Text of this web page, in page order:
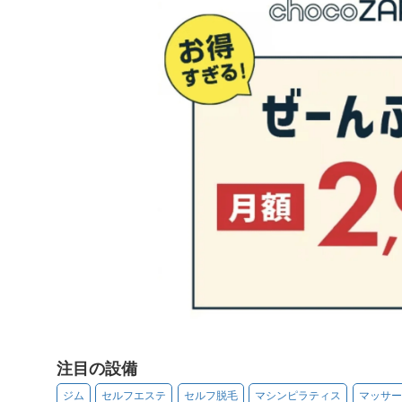
注目の設備
ジム セルフエステ セルフ脱毛 マシンピラティス マッサ